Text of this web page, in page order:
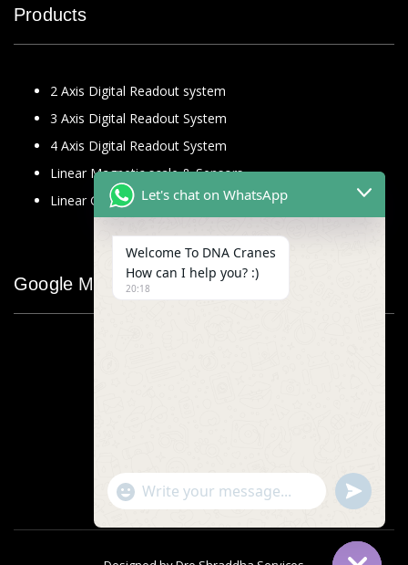
Products
2 Axis Digital Readout system
3 Axis Digital Readout System
4 Axis Digital Readout System
Linear Magnetic scale & Sensors
Linear Glass Scale
Google Map
Let's chat on WhatsApp
Welcome To DNA Cranes
How can I help you? :)
20:18
"+chaty_settings.lang.emoji_picker+"
WhatsApp
undefined